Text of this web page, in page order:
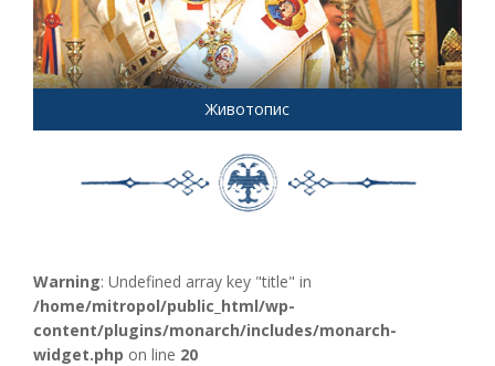
Животопис
Warning: Undefined array key "title" in
/home/mitropol/public_html/wp-
content/plugins/monarch/includes/monarch-
widget.php on line 20